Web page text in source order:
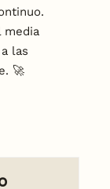
media
las
🚀